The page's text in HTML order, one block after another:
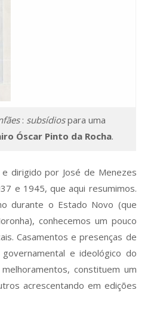
: subsídiospara uma
Óscar Pinto da Rocha.
dirigido por José de Menezes
e 1945, que aqui resumimos.
durante o Estado Novo (que
conhecemos um pouco
Casamentos e presenças de
e ideológico do
constituem um
acrescentando em edições